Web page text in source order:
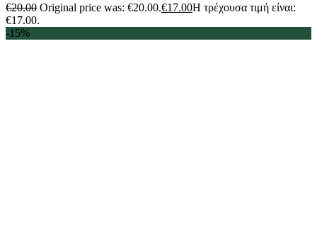
€20.00 Original price was: €20.00.€17.00Η τρέχουσα τιμή είναι:
€17.00.
-15%